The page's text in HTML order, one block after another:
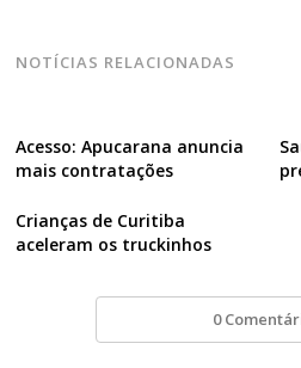
NOTÍCIAS RELACIONADAS
Acesso: Apucarana anuncia
mais contratações
Crianças de Curitiba
aceleram os truckinhos
0